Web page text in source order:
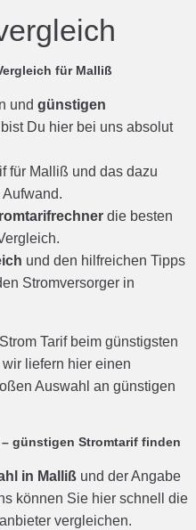
für Malliß
und günstigen
Du hier bei uns absolut
für Malliß und das dazu
die besten
und den hilfreichen Tipps
Stromversorger in
Tarif beim günstigsten
wir liefern hier einen
Auswahl an günstigen
günstigen Stromtarif finden
in Malliß und der Angabe
können Sie hier schnell die
vergleichen.